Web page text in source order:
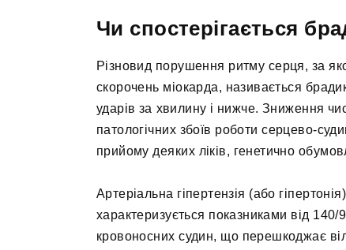
Чи спостерігається
Різновид порушення ритму серця, за
скорочень міокарда, називається
ударів за хвилину і нижче. Зниження
патологічних збоїв роботи серцево-
прийому деяких ліків, генетично
Артеріальна гіпертензія (або
характеризується показниками від
кровоносних судин, що перешкоджає